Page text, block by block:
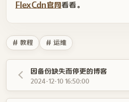
FlexCdn官网看看。
# 教程 # 运维
因备份缺失而停更的博客
2024-12-10 16:50:00